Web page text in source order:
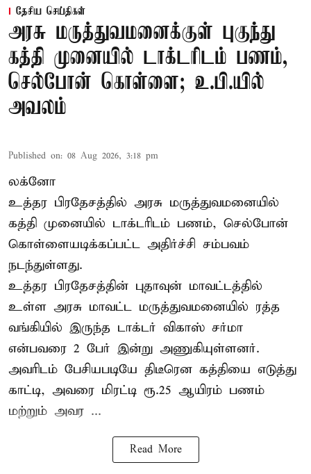
தேசிய செய்திகள்
அரசு மருத்துவமனைக்குள் புகுந்து
கத்தி முனையில் டாக்டரிடம் பணம்,
செல்போன் கொள்ளை; உ.பி.யில்
அவலம்
Published on: 08 Aug 2026, 3:18 pm
லக்னோ
உத்தர பிரதேசத்தில் அரசு மருத்துவமனையில்
கத்தி முனையில் டாக்டரிடம் பணம், செல்போன்
கொள்ளையடிக்கப்பட்ட அதிர்ச்சி சம்பவம்
நடந்துள்ளது.
உத்தர பிரதேசத்தின் புதாவுன் மாவட்டத்தில்
உள்ள அரசு மாவட்ட மருத்துவமனையில் ரத்த
வங்கியில் இருந்த டாக்டர் விகாஸ் சர்மா
என்பவரை 2 பேர் இன்று அணுகியுள்ளனர்.
அவரிடம் பேசியபடியே திடீரென கத்தியை எடுத்து
காட்டி, அவரை மிரட்டி ரூ.25 ஆயிரம் பணம்
மற்றும் அவர ...
Read More